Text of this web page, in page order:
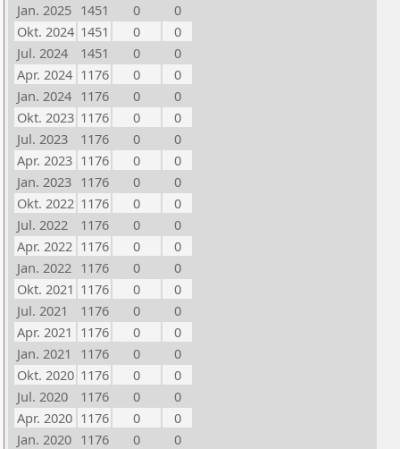
Jan. 2025 1451 0
0
Okt. 2024 1451 0
0
Jul. 2024
1451 0
0
Apr. 2024 1176 0
0
Jan. 2024 1176 0
0
Okt. 2023 1176 0
0
Jul. 2023
1176 0
0
Apr. 2023 1176 0
0
Jan. 2023 1176 0
0
Okt. 2022 1176 0
0
Jul. 2022
1176 0
0
Apr. 2022 1176 0
0
Jan. 2022 1176 0
0
Okt. 2021 1176 0
0
Jul. 2021
1176 0
0
Apr. 2021 1176 0
0
Jan. 2021
1176 0
0
Okt. 2020 1176 0
0
Jul. 2020
1176 0
0
Apr. 2020 1176 0
0
Jan. 2020 1176 0
0